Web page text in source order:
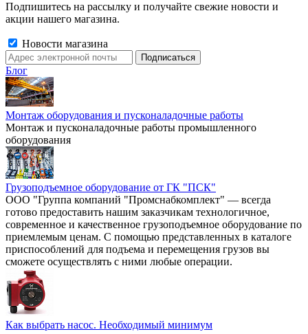
Подпишитесь на рассылку и получайте свежие новости и
акции нашего магазина.
Новости магазина
Блог
Монтаж оборудования и пусконаладочные работы
Монтаж и пусконаладочные работы промышленного
оборудования
Грузоподъемное оборудование от ГК "ПСК"
ООО "Группа компаний "Промснабкомплект" — всегда
готово предоставить нашим заказчикам технологичное,
современное и качественное грузоподъемное оборудование по
приемлемым ценам. С помощью представленных в каталоге
приспособлений для подъема и перемещения грузов вы
сможете осуществлять с ними любые операции.
Как выбрать насос. Необходимый минимум